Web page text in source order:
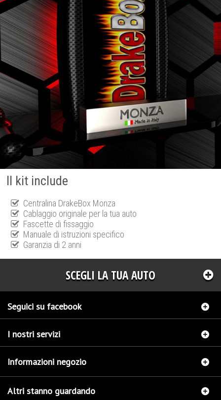
Il kit include
Centralina DrakeBox Monza
Cablaggio originale per la tua auto
Fascette di fissaggio
Manuale di istruzioni specifico
Garanzia di 2 anni
SCEGLI LA TUA AUTO
Seguici su facebook
I nostri servizi
Informazioni negozio
Altri stanno guardando